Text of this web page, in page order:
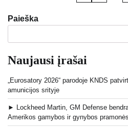
puslapiavimas
Paieška
Naujausi įrašai
„Eurosatory 2026“ parodoje KNDS
amunicijos srityje
► Lockheed Martin, GM Defense
Amerikos gamybos ir gynybos